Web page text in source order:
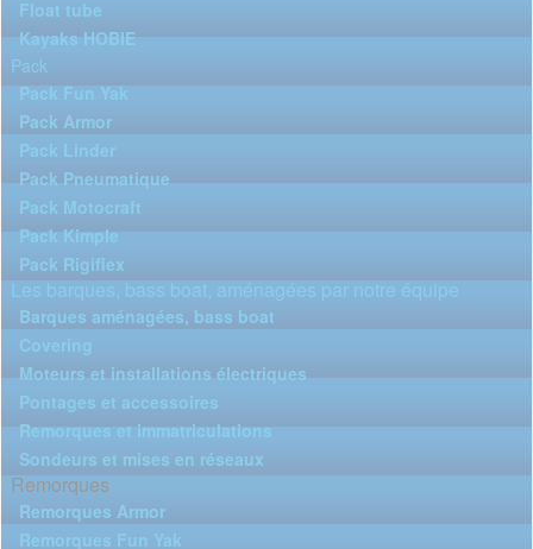
Float tube
Kayaks HOBIE
Pack
Pack Fun Yak
Pack Armor
Pack Linder
Pack Pneumatique
Pack Motocraft
Pack Kimple
Pack Rigiflex
Les barques, bass boat, aménagées par notre équipe
Barques aménagées, bass boat
Covering
Moteurs et installations électriques
Pontages et accessoires
Remorques et immatriculations
Sondeurs et mises en réseaux
Remorques
Remorques Armor
Remorques Fun Yak